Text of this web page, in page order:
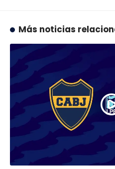
Más noticias